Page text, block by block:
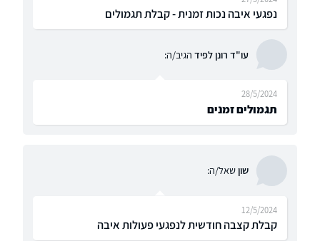
נפגעי איבה נכות זמנית - קבלת תגמולים
עו"ד רונן לפיד הגיב/ה:
תגמולים זמנים
28/5/2024
שוןשאל/ה:
קבלת קצבה חודשית לנפגעי פעולות איבה
12/5/2024